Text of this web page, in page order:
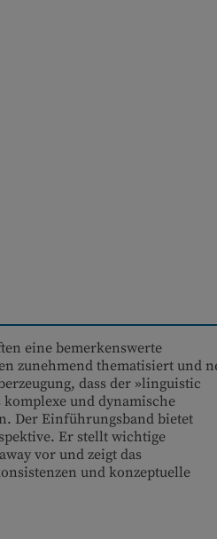
eine bemerkenswerte
zunehmend thematisiert und
dass der »linguistic
und dynamische
Der Einführungsband bietet
Er stellt wichtige
vor und zeigt das
und konzeptuelle